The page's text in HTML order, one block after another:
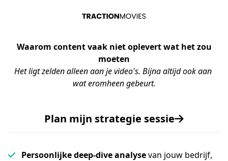
Waarom content vaak niet oplevertwat het zou
moeten
Het ligt zelden alleen aan je video's. Bijna altijd ook aan
wat eromheen gebeurt.
Plan mijn strategie sessie
Persoonlijke deep-dive analysevan jouw bedrijf,